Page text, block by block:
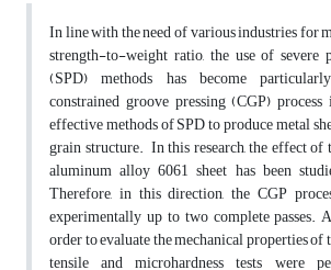
In line with the need of various industries for
strength-to-weight ratio, the use of severe
(SPD) methods has become
constrained groove pressing (CGP)
effective methods of SPD to produce metal
grain structure. In this research, the effect of
aluminum alloy 6061 sheet has been
Therefore, in this direction, the CGP
experimentally up to two complete passes.
order to evaluate the mechanical properties of
tensile and microhardness tests were